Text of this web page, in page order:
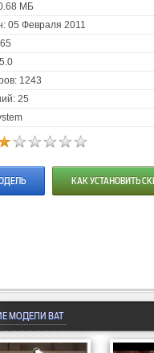
МБ
05 Февраля 2011
65
5.0
1243
25
КАК УСТАНОВИТЬ
МОДЕЛИ BAT